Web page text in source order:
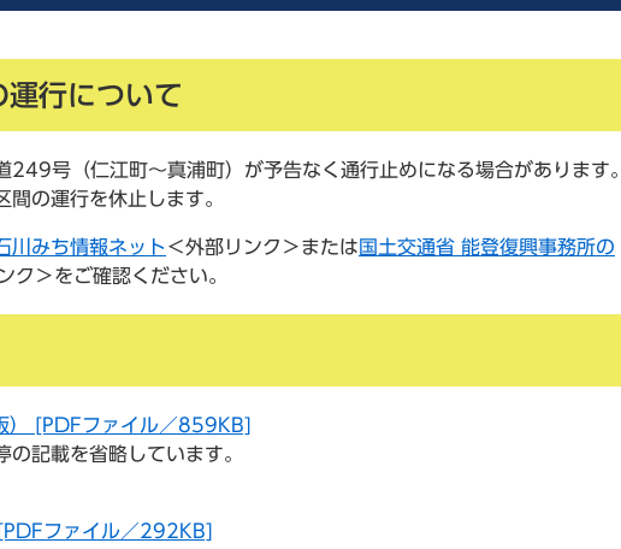
行について
号（仁江町～真浦町）が予告なく通行止めになる場合があります。
の運行を休止します。
川みち情報ネット＜外部リンク＞または国土交通省 能登復興事務所の
ク＞をご確認ください。
） [PDFファイル／859KB]
記載を省略しています。
ファイル／292KB]